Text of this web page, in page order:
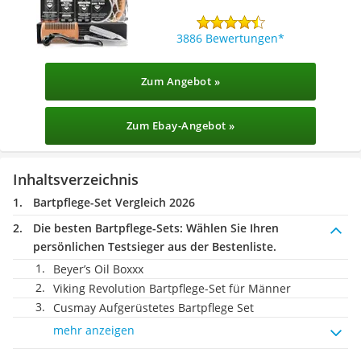
3886 Bewertungen
Zum Angebot »
Zum Ebay-Angebot »
Inhaltsverzeichnis
Bartpflege-Set Vergleich 2026
Die besten Bartpflege-Sets: Wählen Sie Ihren
persönlichen Testsieger aus der Bestenliste.
Beyer’s Oil Boxxx
Viking Revolution Bartpflege-Set für Männer
Cusmay Aufgerüstetes Bartpflege Set
mehr anzeigen